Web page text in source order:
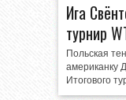
Ига
турнир
Польская
американку
Итогового